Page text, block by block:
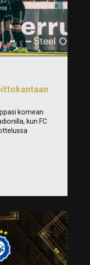
komean
kun FC